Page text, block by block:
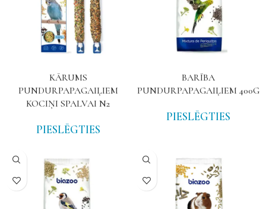
KĀRUMS
PUNDURPAPAGAIĻIEM
KOCIŅI SPALVAI N2
PIESLĒGTIES
BARĪBA
PUNDURPAPAGAIĻIEM 400G
PIESLĒGTIES